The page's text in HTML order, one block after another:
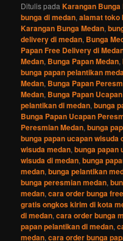
Ditulis padaKarangan
bunga di medan,alamat toko
Karangan Bunga Medan,
delivery di medan, Bunga
Papan Free Delivery di
Medan, Bunga Papan Medan,
bunga papan pelantikan
Medan, Bunga Papan
Medan, Bunga Papan
pelantikan di medan,bunga
Bunga Papan Ucapan
Peresmian Medan,bunga
bunga papan ucapan wisuda
wisuda medan,bunga papan
wisuda di medan,bunga
medan,bunga pelantikan
bunga peresmian medan,
medan,cara order bunga
gratis ongkos kirim di kota
di medan,cara order bunga
papan pelantikan di medan,
medan,cara order bunga